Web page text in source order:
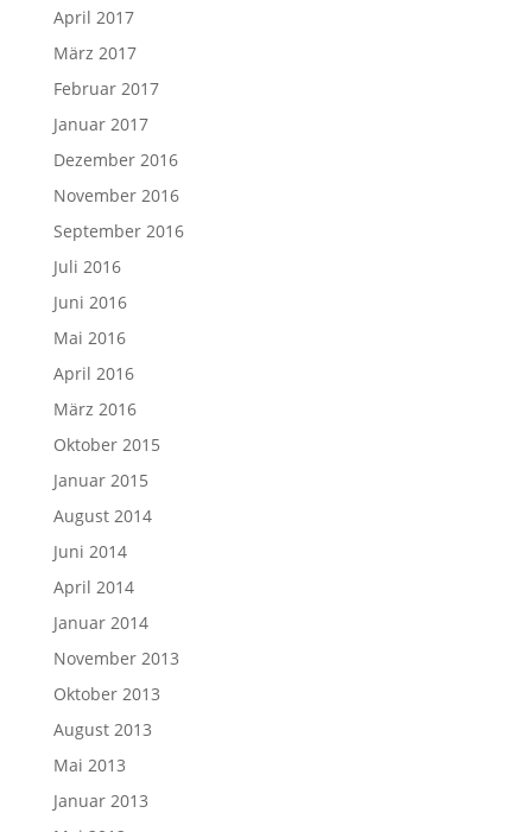
April 2017
März 2017
Februar 2017
Januar 2017
Dezember 2016
November 2016
September 2016
Juli 2016
Juni 2016
Mai 2016
April 2016
März 2016
Oktober 2015
Januar 2015
August 2014
Juni 2014
April 2014
Januar 2014
November 2013
Oktober 2013
August 2013
Mai 2013
Januar 2013